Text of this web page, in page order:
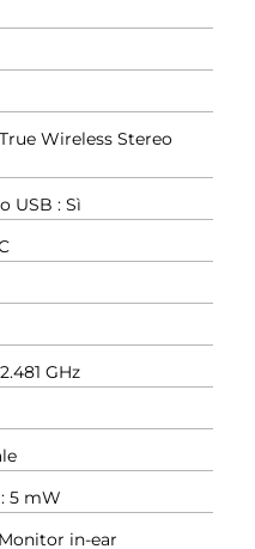
Wireless Stereo
USB : Sì
GHz
5 mW
in-ear